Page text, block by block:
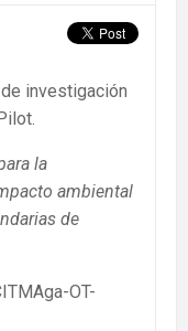
investigación
la
ambiental
de
OT-